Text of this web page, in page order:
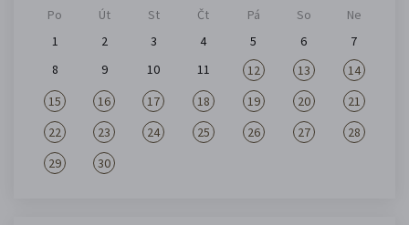
Po Út St Čt Pá So
Ne
1
2 3 4 5 6
7
8
9 10 11 12 13
14
15
16 17 18 19 20
21
22
23 24 25 26 27
28
29
30